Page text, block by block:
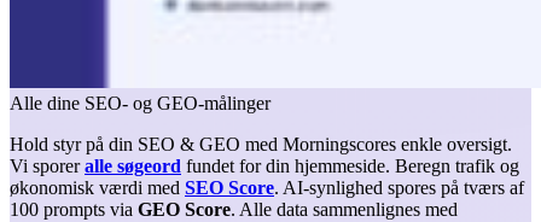
Alle dine SEO- og GEO-målinger
Hold styr på din SEO & GEO med Morningscores enkle oversigt.
Vi sporeralle søgeord fundet for din hjemmeside. Beregn trafik og
økonomisk værdi med SEO Score. AI-synlighed spores på tværs af
100 prompts via GEO Score. Alle data sammenlignes med